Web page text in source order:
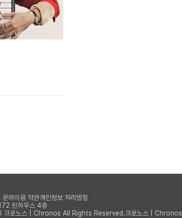
의 이용 약관개인정보 처리방침
린하우스 4층
크로노스 | Chronos All Rights Reserved.크로노스 | Chronos